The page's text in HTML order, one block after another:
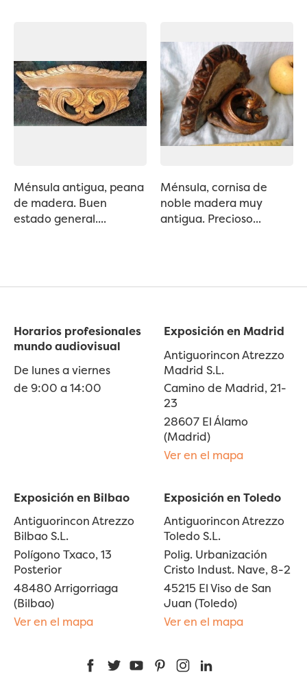
Ménsula antigua, peana
de madera. Buen
estado general....
Ménsula, cornisa de
noble madera muy
antigua. Precioso...
Horarios profesionales
mundo audiovisual
De lunes a viernes
de 9:00 a 14:00
Exposición en Madrid
Antiguorincon Atrezzo
Madrid S.L.
Camino de Madrid, 21-
23
28607 El Álamo
(Madrid)
Ver en el mapa
Exposición en Bilbao
Antiguorincon Atrezzo
Bilbao S.L.
Polígono Txaco, 13
Posterior
48480 Arrigorriaga
(Bilbao)
Ver en el mapa
Exposición en Toledo
Antiguorincon Atrezzo
Toledo S.L.
Polig. Urbanización
Cristo Indust. Nave, 8-2
45215 El Viso de San
Juan (Toledo)
Ver en el mapa
FacebookTwitterYouTubePinterestInstagram